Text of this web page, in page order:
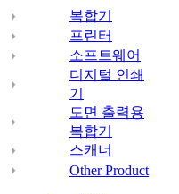
복합기
프린터
소프트웨어
디지털 인쇄
기
도면 출력용
복합기
스캐너
Other Product